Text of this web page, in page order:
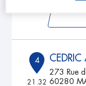
4
21.32
CEDRIC
273 Rue
60280